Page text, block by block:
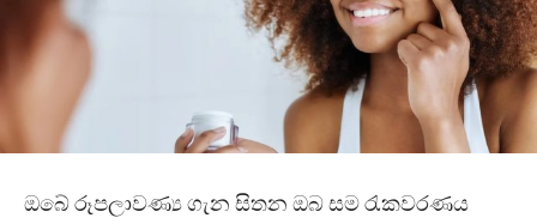
ඔබේ රූපලාවණ්‍ය ගැන සිතන ඔබ සම රැකවරණය